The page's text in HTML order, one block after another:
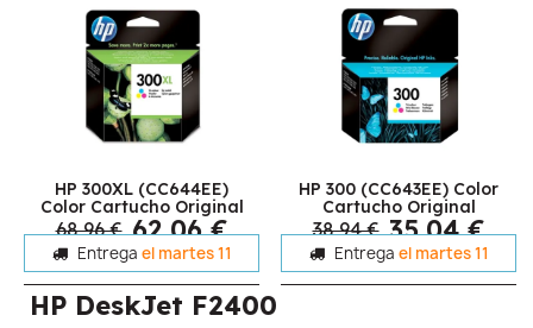
HP 300XL (CC644EE)
Color Cartucho Original
68,96 € 62,06 €
Entrega el martes 11
HP 300 (CC643EE) Color
Cartucho Original
38,94 € 35,04 €
Entrega el martes 11
HP DeskJet F2400